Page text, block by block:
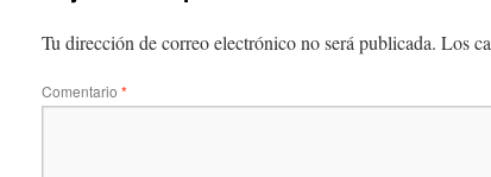
Tu dirección de correo electrónico no será publicada. Los
Comentario *